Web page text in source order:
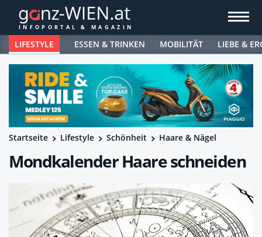
LIFESTYLE ESSEN & TRINKEN MOBILITÄT LIEBE &
Startseite Lifestyle Schönheit Haare & Nägel
Mondkalender Haare schneiden